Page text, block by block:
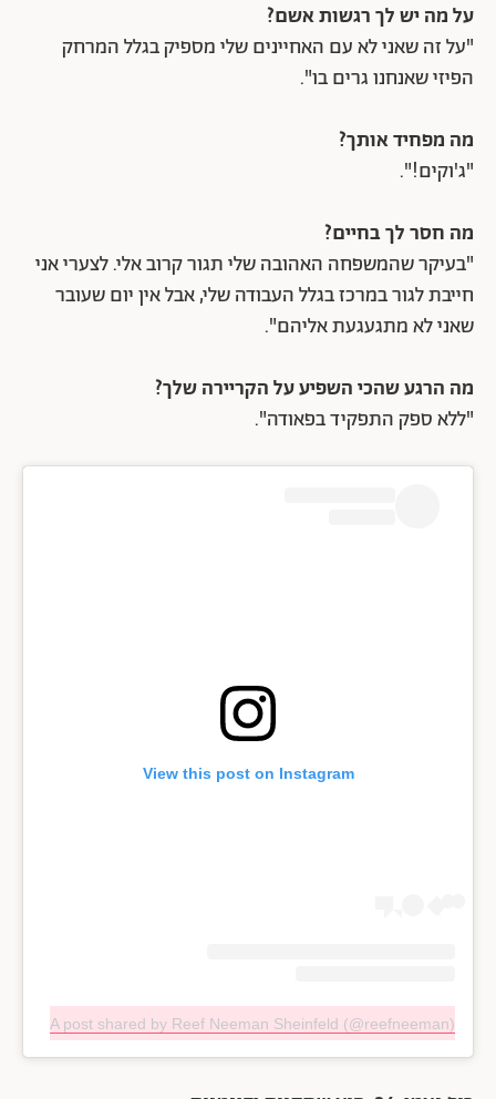
על מה יש לך רגשות אשם?
"על זה שאני לא עם האחיינים שלי מספיק בגלל המרחק
הפיזי שאנחנו גרים בו".
מה מפחיד אותך?
"ג'וקים!".
מה חסר לך בחיים?
"בעיקר שהמשפחה האהובה שלי תגור קרוב אלי. לצערי אני
חייבת לגור במרכז בגלל העבודה שלי, אבל אין יום שעובר
שאני לא מתגעגעת אליהם".
מה הרגע שהכי השפיע על הקריירה שלך?
"ללא ספק התפקיד בפאודה".
View this post on Instagram
A post shared by Reef Neeman Sheinfeld (@reefneeman)